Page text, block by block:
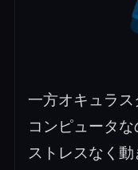
一方オキュラ
コンピュータ
ストレスなく動